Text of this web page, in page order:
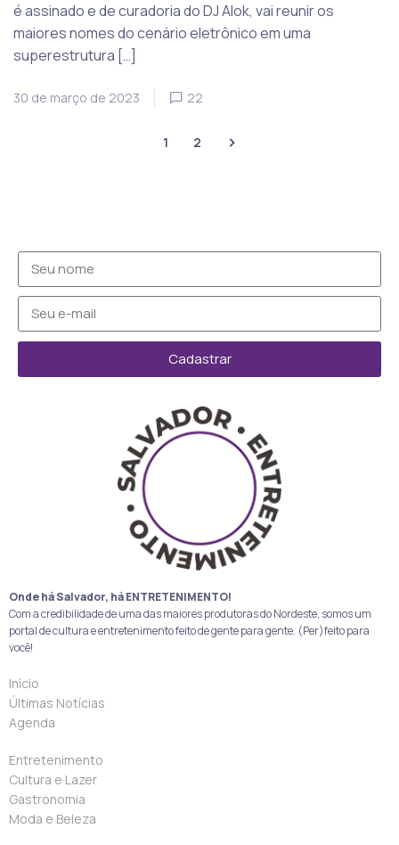
é assinado e de curadoria do DJ Alok, vai reunir os
maiores nomes do cenário eletrônico em uma
superestrutura […]
30 de março de 2023 22
1 2
Cadastrar
Onde há Salvador, há ENTRETENIMENTO!
Com a credibilidade de uma das maiores produtoras do Nordeste, somos um
portal de cultura e entretenimento feito de gente para gente. (Per)feito para
você!
Início
Últimas Notícias
Agenda
Entretenimento
Cultura e Lazer
Gastronomia
Moda e Beleza